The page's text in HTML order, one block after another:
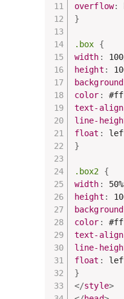
overflow:
}
.box
{
width :
height :
color :
text-align
line-
float :
}
.box2
{
width : 50%
height :
color :
text-align
line-
float :
}
</style>